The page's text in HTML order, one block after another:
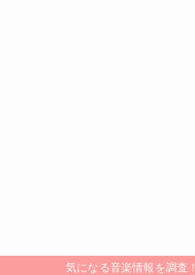
気になる音楽情報を調査！